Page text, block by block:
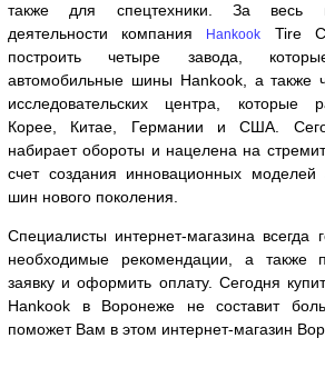
также для спецтехники. За весь
деятельности компания
Hankook
Tire
построить четыре завода,
автомобильные шины Hankook, а также
исследовательских центра, которые
Корее, Китае, Германии и США.
набирает обороты и нацелена на
счет создания инновационных моделей
шин нового поколения.
Специалисты интернет-магазина всегда
необходимые рекомендации, а также
заявку и оформить оплату. Сегодня
Hankook в Воронеже не составит
поможет Вам в этом интернет-магазин